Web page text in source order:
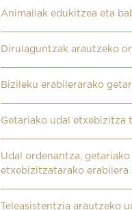
Animaliak edukitzea eta
Dirulaguntzak arautzeko
Bizileku erabilerarako
Getariako udal etxebizitza
Udal ordenantza,
etxebizitzatarako erabilera
Teleasistentzia arautzeko